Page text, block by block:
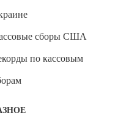
сборы США
по кассовым